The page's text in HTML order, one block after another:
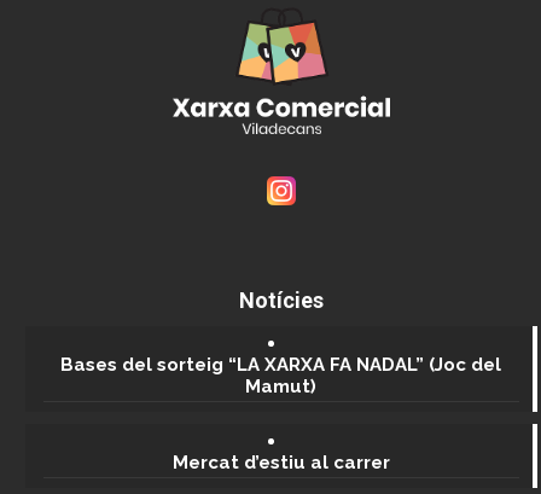
Notícies
Bases del sorteig “LA XARXA FA NADAL” (Joc del
Mamut)
Mercat d’estiu al carrer